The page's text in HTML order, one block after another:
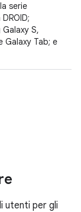
serie
Galaxy S,
Galaxy Tab; e
utenti per gli